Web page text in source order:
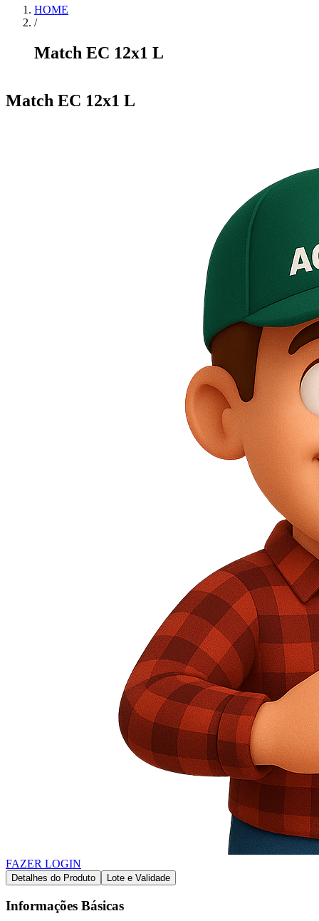
HOME
/
Match EC 12x1 L
1
of
Match EC 12x1 L
FAZER LOGIN
Detalhes do Produto Lote e Validade
Informações Básicas